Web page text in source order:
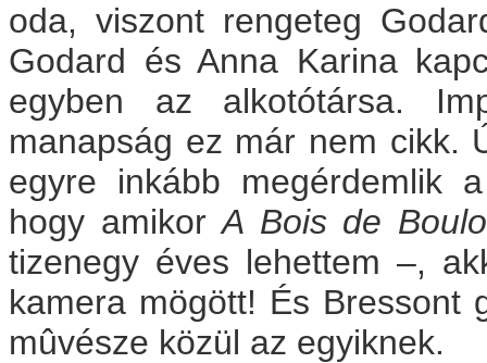
oda, viszont rengeteg
Godard és Anna Karina
egyben az alkotótársa.
manapság ez már nem cikk.
egyre inkább megérdemlik
hogy amikorA Bois de
tizenegy éves lehettem –,
kamera mögött! És Bressont
mûvésze közül az egyiknek.